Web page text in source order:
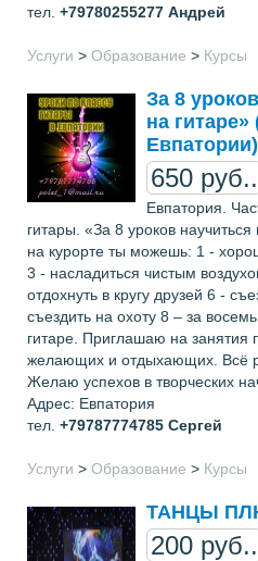
тел. +79780255277 Андрей
Услуги > Образование > Курсы
За 8
на
Евпатории)
650 руб..
Евпатория.
гитары. «За 8 уроков
на курорте ты можешь: 1 -
3 - насладиться чистым
отдохнуть в кругу друзей 6 -
съездить на охоту 8 – за
гитаре. Приглашаю на занятия
желающих и отдыхающих. Всё
Желаю успехов в творческих
Адрес: Евпатория
тел. +79787774785 Сергей
Услуги > Образование > Курсы
ТАНЦЫ
200 руб..